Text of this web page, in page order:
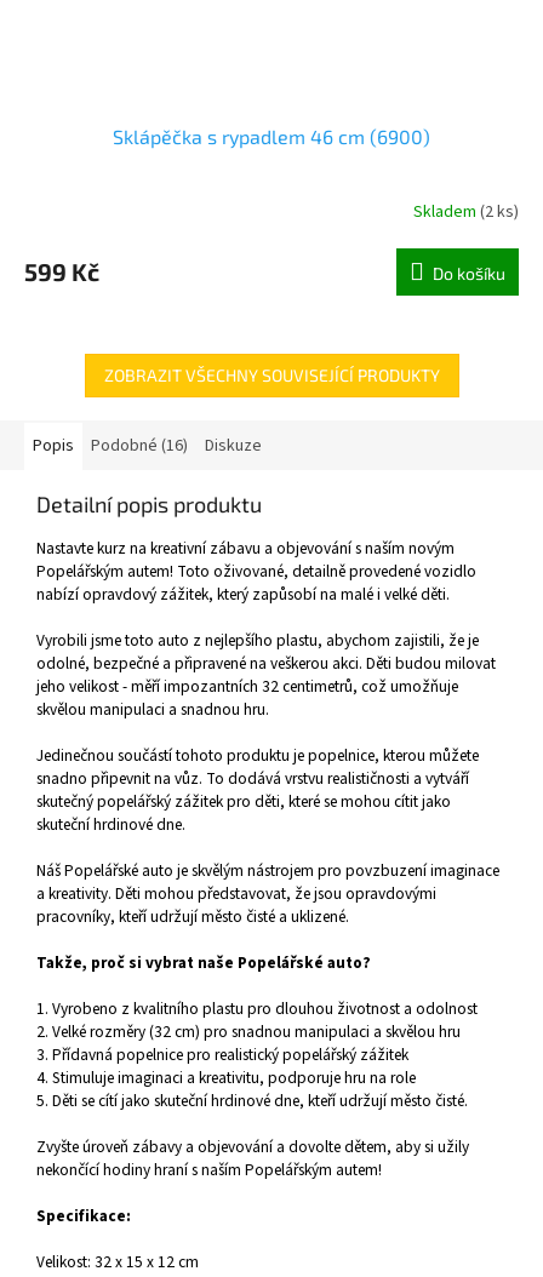
Sklápěčka s rypadlem 46 cm (6900)
Skladem (2 ks)
599 Kč Do košíku
ZOBRAZIT VŠECHNY SOUVISEJÍCÍ PRODUKTY
Popis Podobné (16) Diskuze
Detailní popis produktu
Nastavte kurz na kreativní zábavu a objevování s naším novým
Popelářským autem! Toto oživované, detailně provedené vozidlo
nabízí opravdový zážitek, který zapůsobí na malé i velké děti.
Vyrobili jsme toto auto z nejlepšího plastu, abychom zajistili, že je
odolné, bezpečné a připravené na veškerou akci. Děti budou milovat
jeho velikost - měří impozantních 32 centimetrů, což umožňuje
skvělou manipulaci a snadnou hru.
Jedinečnou součástí tohoto produktu je popelnice, kterou můžete
snadno připevnit na vůz. To dodává vrstvu realističnosti a vytváří
skutečný popelářský zážitek pro děti, které se mohou cítit jako
skuteční hrdinové dne.
Náš Popelářské auto je skvělým nástrojem pro povzbuzení imaginace
a kreativity. Děti mohou představovat, že jsou opravdovými
pracovníky, kteří udržují město čisté a uklizené.
Takže, proč si vybrat naše Popelářské auto?
1. Vyrobeno z kvalitního plastu pro dlouhou životnost a odolnost
2. Velké rozměry (32 cm) pro snadnou manipulaci a skvělou hru
3. Přídavná popelnice pro realistický popelářský zážitek
4. Stimuluje imaginaci a kreativitu, podporuje hru na role
5. Děti se cítí jako skuteční hrdinové dne, kteří udržují město čisté.
Zvyšte úroveň zábavy a objevování a dovolte dětem, aby si užily
nekončící hodiny hraní s naším Popelářským autem!
Specifikace:
Velikost: 32 x 15 x 12 cm